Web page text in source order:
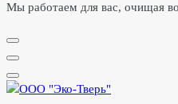
Мы работаем для вас, очищая